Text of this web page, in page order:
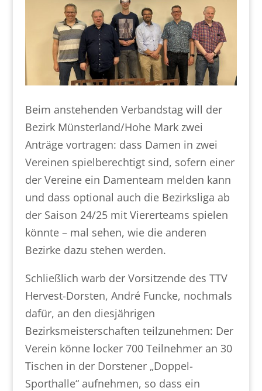
Beim anstehenden Verbandstag will der
Bezirk Münsterland/Hohe Mark zwei
Anträge vortragen: dass Damen in zwei
Vereinen spielberechtigt sind, sofern einer
der Vereine ein Damenteam melden kann
und dass optional auch die Bezirksliga ab
der Saison 24/25 mit Viererteams spielen
könnte – mal sehen, wie die anderen
Bezirke dazu stehen werden.
Schließlich warb der Vorsitzende des TTV
Hervest-Dorsten, André Funcke, nochmals
dafür, an den diesjährigen
Bezirksmeisterschaften teilzunehmen: Der
Verein könne locker 700 Teilnehmer an 30
Tischen in der Dorstener „Doppel-
Sporthalle“ aufnehmen, so dass ein